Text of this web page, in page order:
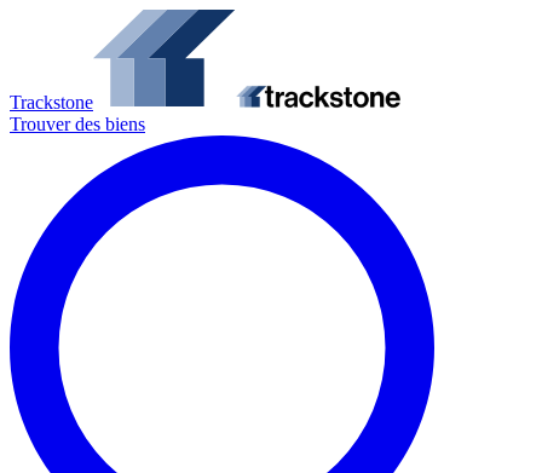
Trackstone
Trouver des biens